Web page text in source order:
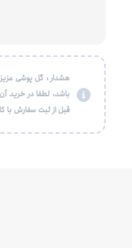
هشدار : گل پوشی
باشد، لطفا در خرید
قبل از ثبت سفارش با